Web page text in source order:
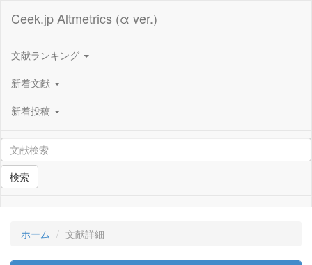
Ceek.jp Altmetrics (α ver.)
文献ランキング
新着文献
新着投稿
検索
ホーム 文献詳細